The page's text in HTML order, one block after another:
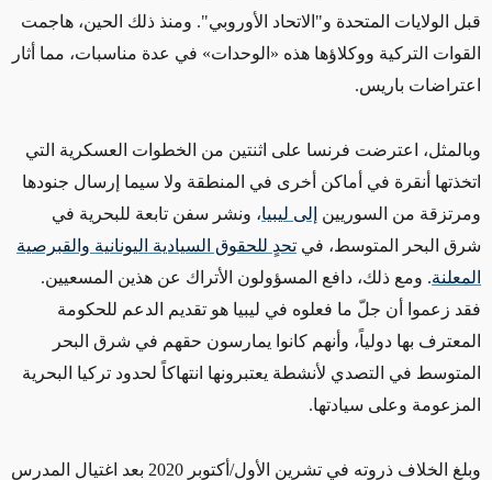
قبل الولايات المتحدة و"الاتحاد الأوروبي". ومنذ ذلك الحين، هاجمت
القوات التركية ووكلاؤها هذه « الوحدات» في عدة مناسبات، مما أثار
اعتراضات باريس.
وبالمثل، اعترضت فرنسا على اثنتين من الخطوات العسكرية التي
اتخذتها أنقرة في أماكن أخرى في المنطقة ولا سيما إرسال جنودها
ومرتزقة من السوريين إلى ليبيا، ونشر سفن تابعة للبحرية في
شرق البحر المتوسط، في تحدٍ للحقوق السيادية اليونانية والقبرصية
المعلنة. ومع ذلك، دافع المسؤولون الأتراك عن هذين المسعيين.
فقد زعموا أن جلّ ما فعلوه في ليبيا هو تقديم الدعم للحكومة
المعترف بها دولياً، وأنهم كانوا يمارسون حقهم في شرق البحر
المتوسط في التصدي لأنشطة يعتبرونها انتهاكاً لحدود تركيا البحرية
المزعومة وعلى سيادتها.
وبلغ الخلاف ذروته في تشرين الأول/أكتوبر 2020 بعد اغتيال المدرس